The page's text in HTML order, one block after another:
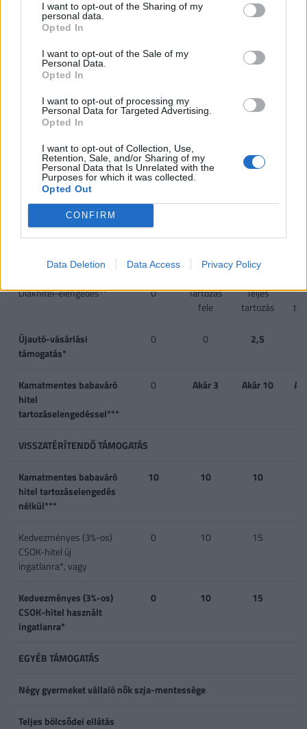
I want to opt-out of the Sharing of my
personal data.
Opted In
I want to opt-out of the Sale of my
Personal Data.
Opted In
I want to opt-out of processing my
Personal Data for Targeted Advertising.
Opted In
I want to opt-out of Collection, Use,
Retention, Sale, and/or Sharing of my
Personal Data that Is Unrelated with the
Purposes for which it was collected.
Opted Out
CONFIRM
Data Deletion Data Access Privacy Policy
VISSZA NEM TÉRÍTENDŐ TÁMOGATÁS
CSOK új építésű
ingatlanra*, vagy
0,6 10
CSOK használt ingatlan
vásárlására (nem
kistelepülés)*, vagy
0,6 2,2
CSOK használt ingatlan
vásárlására, bővítésére
és/vagy
korszerűsítésére
(kistelepülés)*
0,6 2,6 10
elengedés**
Diákhitel-elengedés** 0
Tartozás
fele
Teljes
tartozás
Újautó-vásárlási
támogatás*
0 0 2,5
Kamatmentes babaváró
hitel
tartozáselengedéssel***
0 Akár 3 Akár 10
VISSZATÉRÍTENDŐ TÁMOGATÁS
Kamatmentes babaváró
hitel tartozáselengedés
nélkül***
10 10 10
Kedvezményes (3%-os)
CSOK-hitel új
ingatlanra*, vagy
0 10 15
Kedvezményes (3%-os)
CSOK-hitel használt
ingatlanra*
0 10 15
EGYÉB TÁMOGATÁS
Négy gyermeket vállaló nők szja-mentessége
Teljes bölcsődei ellátás